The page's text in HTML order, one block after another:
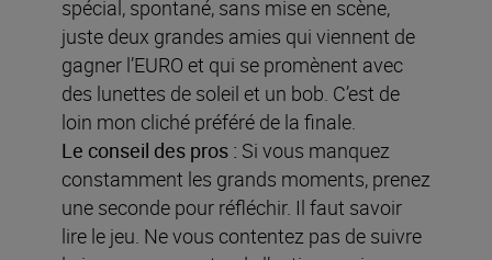
spécial, spontané, sans mise en scène,
juste deux grandes amies qui viennent de
gagner l’EURO et qui se promènent avec
des lunettes de soleil et un bob. C’est de
loin mon cliché préféré de la finale.
Le conseil des pros : Si vous manquez
constamment les grands moments, prenez
une seconde pour réfléchir. Il faut savoir
lire le jeu. Ne vous contentez pas de suivre